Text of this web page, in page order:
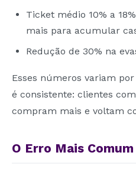
Ticket médio 10% a
mais para acumular
Redução de 30% na
Esses números variam
é consistente: clientes
compram mais e voltam
O Erro Mais